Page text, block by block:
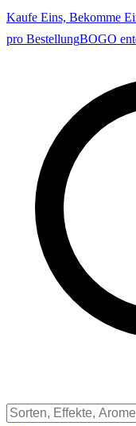
Kaufe Eins, Bekomme
pro BestellungBOGO